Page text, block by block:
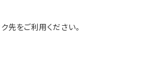
先をご利用ください。